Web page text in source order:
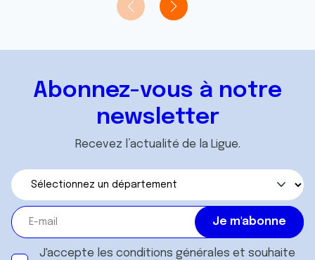
Abonnez-vous à notre
newsletter
Recevez l’actualité de la Ligue.
J'accepte les conditions générales et souhaite